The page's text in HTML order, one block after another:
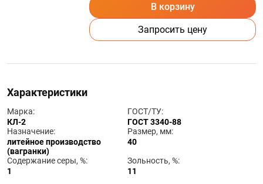
В корзину
Запросить цену
Характеристики
Марка:
КЛ-2
ГОСТ/ТУ:
ГОСТ 3340-88
Назначение:
литейное производство
(вагранки)
Размер, мм:
40
Содержание серы, %:
1
Зольность, %:
11